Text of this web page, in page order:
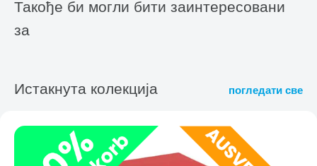
Такође би могли бити заинтересовани
за
Истакнута колекција погледати све